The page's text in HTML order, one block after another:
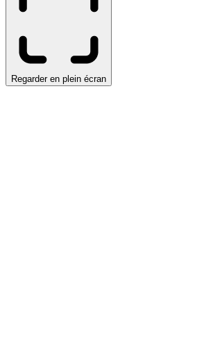
Regarder en plein écran